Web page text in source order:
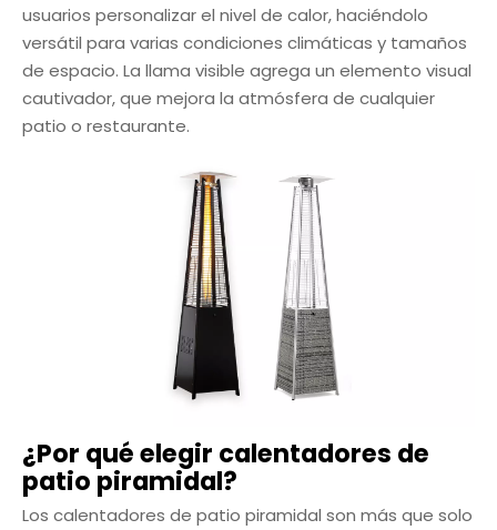
usuarios personalizar el nivel de calor, haciéndolo
versátil para varias condiciones climáticas y tamaños
de espacio. La llama visible agrega un elemento visual
cautivador, que mejora la atmósfera de cualquier
patio o restaurante.
¿Por qué elegir calentadores de
patio piramidal?
Los calentadores de patio piramidal son más que solo